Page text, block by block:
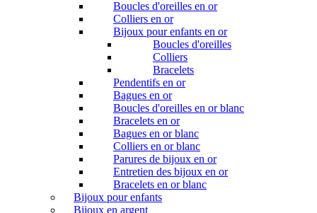
Boucles d'oreilles en or
Colliers en or
Bijoux pour enfants en or
Boucles d'oreilles
Colliers
Bracelets
Pendentifs en or
Bagues en or
Boucles d'oreilles en or blanc
Bracelets en or
Bagues en or blanc
Colliers en or blanc
Parures de bijoux en or
Entretien des bijoux en or
Bracelets en or blanc
Bijoux pour enfants
Bijoux en argent